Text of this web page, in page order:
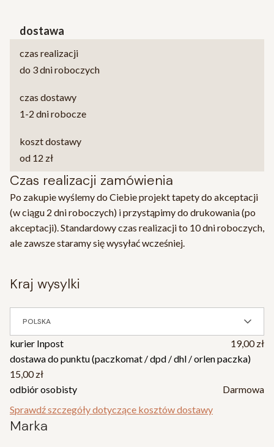
dostawa
czas realizacji
do 3 dni roboczych
czas dostawy
1-2 dni robocze
koszt dostawy
od 12 zł
Czas realizacji zamówienia
Po zakupie wyślemy do Ciebie projekt tapety do akceptacji
(w ciągu 2 dni roboczych) i przystąpimy do drukowania (po
akceptacji). Standardowy czas realizacji to 10 dni roboczych,
ale zawsze staramy się wysyłać wcześniej.
kraj wysylki
POLSKA
kurier Inpost
19,00 zł
dostawa do punktu (paczkomat / dpd / dhl / orlen paczka)
15,00 zł
odbiór osobisty
Darmowa
Sprawdź szczegóły dotyczące kosztów dostawy
Marka